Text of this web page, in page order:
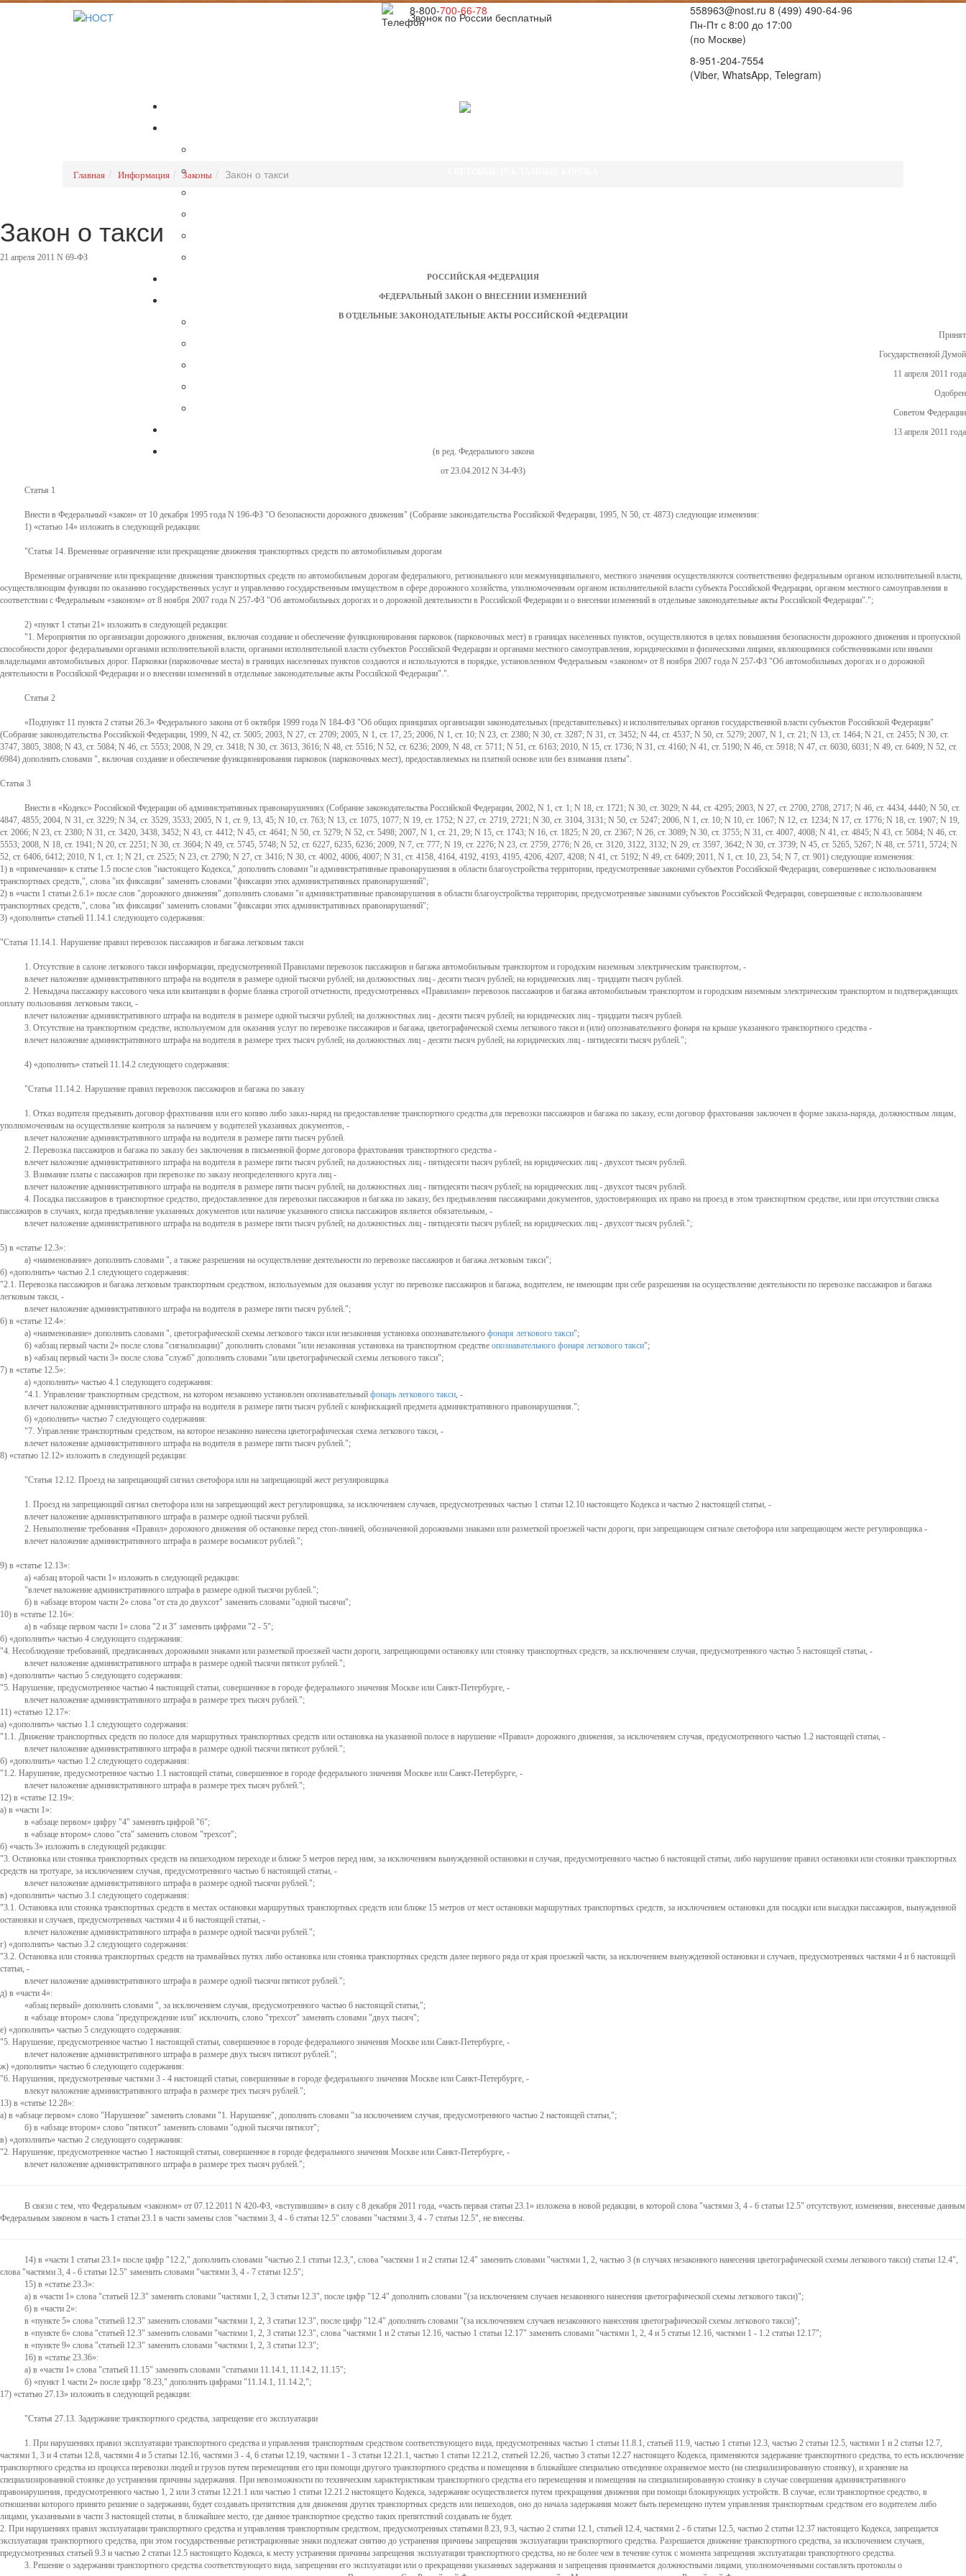
8-800-700-66-78
Звонок по России бесплатный 558963@nost.ru 8 (499) 490-64-96
Пн-Пт с 8:00 до 17:00
(по Москве)
8-951-204-7554
(Viber, WhatsApp, Telegram)
ДОСТАВКА И ОПЛАТА
ИНФОРМАЦИЯ
ЗАКАЗАТЬ
Главная Информация Законы Закон о такси
Закон о такси
21 апреля 2011 N 69-ФЗ
РОССИЙСКАЯ ФЕДЕРАЦИЯ
ФЕДЕРАЛЬНЫЙ ЗАКОН О ВНЕСЕНИИ ИЗМЕНЕНИЙ
В ОТДЕЛЬНЫЕ ЗАКОНОДАТЕЛЬНЫЕ АКТЫ РОССИЙСКОЙ ФЕДЕРАЦИИ
Принят
Государственной Думой
11 апреля 2011 года
Одобрен
Советом Федерации
13 апреля 2011 года
(в ред. Федерального закона
от 23.04.2012 N 34-ФЗ)
Статья 1
Внести в Федеральный закон
от 10 декабря 1995 года N 196-ФЗ "О безопасности дорожного движения" (Собрание законодательства Российской Федерации, 1995, N 50, ст. 4873) следующие изменения:
1) статью 14 изложить в следующей редакции:
"Статья 14. Временные ограничение или прекращение движения транспортных средств по автомобильным дорогам
Временные ограничение или прекращение движения транспортных средств по автомобильным дорогам федерального, регионального или межмуниципального, местного значения осуществляются соответственно федеральным органом исполнительной власти,
осуществляющим функции по оказанию государственных услуг и управлению государственным имуществом в сфере дорожного хозяйства, уполномоченным органом исполнительной власти субъекта Российской Федерации, органом местного самоуправления в
соответствии с Федеральным
законом от 8 ноября 2007 года N 257-ФЗ "Об автомобильных дорогах и о дорожной деятельности в Российской Федерации и о внесении изменений в отдельные законодательные акты Российской Федерации".";
2) пункт 1 статьи 21
изложить в следующей редакции:
"1. Мероприятия по организации дорожного движения, включая создание и обеспечение функционирования парковок (парковочных мест) в границах населенных пунктов, осуществляются в целях повышения безопасности дорожного движения и пропускной
способности дорог федеральными органами исполнительной власти, органами исполнительной власти субъектов Российской Федерации и органами местного самоуправления, юридическими и физическими лицами, являющимися собственниками или иными
владельцами автомобильных дорог. Парковки (парковочные места) в границах населенных пунктов создаются и используются в порядке, установленном Федеральным
законом
от 8 ноября 2007 года N 257-ФЗ "Об автомобильных дорогах и о дорожной
деятельности в Российской Федерации и о внесении изменений в отдельные законодательные акты Российской Федерации".".
Статья 2
Подпункт 11 пункта 2 статьи 26.3
Федерального закона от 6 октября 1999 года N 184-ФЗ "Об общих принципах организации законодательных (представительных) и исполнительных органов государственной власти субъектов Российской Федерации"
(Собрание законодательства Российской Федерации, 1999, N 42, ст. 5005; 2003, N 27, ст. 2709; 2005, N 1, ст. 17, 25; 2006, N 1, ст. 10; N 23, ст. 2380; N 30, ст. 3287; N 31, ст. 3452; N 44, ст. 4537; N 50, ст. 5279; 2007, N 1, ст. 21; N 13, ст. 1464; N 21, ст. 2455; N 30, ст.
3747, 3805, 3808; N 43, ст. 5084; N 46, ст. 5553; 2008, N 29, ст. 3418; N 30, ст. 3613, 3616; N 48, ст. 5516; N 52, ст. 6236; 2009, N 48, ст. 5711; N 51, ст. 6163; 2010, N 15, ст. 1736; N 31, ст. 4160; N 41, ст. 5190; N 46, ст. 5918; N 47, ст. 6030, 6031; N 49, ст. 6409; N 52, ст.
6984) дополнить словами ", включая создание и обеспечение функционирования парковок (парковочных мест), предоставляемых на платной основе или без взимания платы".
Статья 3
Внести в Кодекс
Российской Федерации об административных правонарушениях (Собрание законодательства Российской Федерации, 2002, N 1, ст. 1; N 18, ст. 1721; N 30, ст. 3029; N 44, ст. 4295; 2003, N 27, ст. 2700, 2708, 2717; N 46, ст. 4434, 4440; N 50, ст.
4847, 4855; 2004, N 31, ст. 3229; N 34, ст. 3529, 3533; 2005, N 1, ст. 9, 13, 45; N 10, ст. 763; N 13, ст. 1075, 1077; N 19, ст. 1752; N 27, ст. 2719, 2721; N 30, ст. 3104, 3131; N 50, ст. 5247; 2006, N 1, ст. 10; N 10, ст. 1067; N 12, ст. 1234; N 17, ст. 1776; N 18, ст. 1907; N 19,
ст. 2066; N 23, ст. 2380; N 31, ст. 3420, 3438, 3452; N 43, ст. 4412; N 45, ст. 4641; N 50, ст. 5279; N 52, ст. 5498; 2007, N 1, ст. 21, 29; N 15, ст. 1743; N 16, ст. 1825; N 20, ст. 2367; N 26, ст. 3089; N 30, ст. 3755; N 31, ст. 4007, 4008; N 41, ст. 4845; N 43, ст. 5084; N 46, ст.
5553; 2008, N 18, ст. 1941; N 20, ст. 2251; N 30, ст. 3604; N 49, ст. 5745, 5748; N 52, ст. 6227, 6235, 6236; 2009, N 7, ст. 777; N 19, ст. 2276; N 23, ст. 2759, 2776; N 26, ст. 3120, 3122, 3132; N 29, ст. 3597, 3642; N 30, ст. 3739; N 45, ст. 5265, 5267; N 48, ст. 5711, 5724; N
52, ст. 6406, 6412; 2010, N 1, ст. 1; N 21, ст. 2525; N 23, ст. 2790; N 27, ст. 3416; N 30, ст. 4002, 4006, 4007; N 31, ст. 4158, 4164, 4192, 4193, 4195, 4206, 4207, 4208; N 41, ст. 5192; N 49, ст. 6409; 2011, N 1, ст. 10, 23, 54; N 7, ст. 901) следующие изменения:
1) в
примечании
к статье 1.5 после слов "настоящего Кодекса," дополнить словами "и административные правонарушения в области благоустройства территории, предусмотренные законами субъектов Российской Федерации, совершенные с использованием
транспортных средств,", слова "их фиксации" заменить словами "фиксации этих административных правонарушений";
2) в
части 1 статьи 2.6.1
после слов "дорожного движения" дополнить словами "и административные правонарушения в области благоустройства территории, предусмотренные законами субъектов Российской Федерации, совершенные с использованием
транспортных средств,", слова "их фиксации" заменить словами "фиксации этих административных правонарушений";
3)
дополнить статьей 11.14.1 следующего содержания:
"Статья 11.14.1. Нарушение правил перевозок пассажиров и багажа легковым такси
1. Отсутствие в салоне легкового такси информации, предусмотренной Правилами перевозок пассажиров и багажа автомобильным транспортом и городским наземным электрическим транспортом, -
влечет наложение административного штрафа на водителя в размере одной тысячи рублей; на должностных лиц - десяти тысяч рублей; на юридических лиц - тридцати тысяч рублей.
2. Невыдача пассажиру кассового чека или квитанции в форме бланка строгой отчетности, предусмотренных Правилами
перевозок пассажиров и багажа автомобильным транспортом и городским наземным электрическим транспортом и подтверждающих
оплату пользования легковым такси, -
влечет наложение административного штрафа на водителя в размере одной тысячи рублей; на должностных лиц - десяти тысяч рублей; на юридических лиц - тридцати тысяч рублей.
3. Отсутствие на транспортном средстве, используемом для оказания услуг по перевозке пассажиров и багажа, цветографической схемы легкового такси и (или) опознавательного фонаря на крыше указанного транспортного средства -
влечет наложение административного штрафа на водителя в размере трех тысяч рублей; на должностных лиц - десяти тысяч рублей; на юридических лиц - пятидесяти тысяч рублей.";
4) дополнить статьей 11.14.2 следующего содержания:
"Статья 11.14.2. Нарушение правил перевозок пассажиров и багажа по заказу
1. Отказ водителя предъявить договор фрахтования или его копию либо заказ-наряд на предоставление транспортного средства для перевозки пассажиров и багажа по заказу, если договор фрахтования заключен в форме заказа-наряда, должностным лицам,
уполномоченным на осуществление контроля за наличием у водителей указанных документов, -
влечет наложение административного штрафа на водителя в размере пяти тысяч рублей.
2. Перевозка пассажиров и багажа по заказу без заключения в письменной форме договора фрахтования транспортного средства -
влечет наложение административного штрафа на водителя в размере пяти тысяч рублей; на должностных лиц - пятидесяти тысяч рублей; на юридических лиц - двухсот тысяч рублей.
3. Взимание платы с пассажиров при перевозке по заказу неопределенного круга лиц -
влечет наложение административного штрафа на водителя в размере пяти тысяч рублей; на должностных лиц - пятидесяти тысяч рублей; на юридических лиц - двухсот тысяч рублей.
4. Посадка пассажиров в транспортное средство, предоставленное для перевозки пассажиров и багажа по заказу, без предъявления пассажирами документов, удостоверяющих их право на проезд в этом транспортном средстве, или при отсутствии списка
пассажиров в случаях, когда предъявление указанных документов или наличие указанного списка пассажиров является обязательным, -
влечет наложение административного штрафа на водителя в размере пяти тысяч рублей; на должностных лиц - пятидесяти тысяч рублей; на юридических лиц - двухсот тысяч рублей.";
5) в статье 12.3 :
а) наименование
дополнить словами ", а также разрешения на осуществление деятельности по перевозке пассажиров и багажа легковым такси";
б)
дополнить
частью 2.1 следующего содержания:
"2.1. Перевозка пассажиров и багажа легковым транспортным средством, используемым для оказания услуг по перевозке пассажиров и багажа, водителем, не имеющим при себе разрешения на осуществление деятельности по перевозке пассажиров и багажа
легковым такси, -
влечет наложение административного штрафа на водителя в размере пяти тысяч рублей.";
6) в
статье 12.4 :
а) наименование дополнить словами ", цветографической схемы легкового такси или незаконная установка опознавательногофонаря легкового такси";
б) абзац первый части 2 после слова "сигнализации)" дополнить словами "или незаконная установка на транспортном средствеопознавательного фонаря легкового такси";
в) абзац первый части 3
после слова "служб" дополнить словами "или цветографической схемы легкового такси";
7) в
статье 12.5 :
а) дополнить
частью 4.1 следующего содержания:
"4.1. Управление транспортным средством, на котором незаконно установлен опознавательныйфонарь легкового такси, -
влечет наложение административного штрафа на водителя в размере пяти тысяч рублей с конфискацией предмета административного правонарушения.";
б) дополнить
частью 7 следующего содержания:
"7. Управление транспортным средством, на которое незаконно нанесена цветографическая схема легкового такси, -
влечет наложение административного штрафа на водителя в размере пяти тысяч рублей.";
8)
статью 12.12 изложить в следующей редакции:
"Статья 12.12. Проезд на запрещающий сигнал светофора или на запрещающий жест регулировщика
1. Проезд на запрещающий сигнал светофора или на запрещающий жест регулировщика, за исключением случаев, предусмотренных частью 1 статьи 12.10 настоящего Кодекса и частью 2 настоящей статьи, -
влечет наложение административного штрафа в размере одной тысячи рублей.
2. Невыполнение требования Правил
дорожного движения об остановке перед стоп-линией, обозначенной дорожными знаками или разметкой проезжей части дороги, при запрещающем сигнале светофора или запрещающем жесте регулировщика -
влечет наложение административного штрафа в размере восьмисот рублей.";
9) в статье 12.13 :
а) абзац второй части 1
изложить в следующей редакции:
"влечет наложение административного штрафа в размере одной тысячи рублей.";
б) в абзаце втором части 2
слова "от ста до двухсот" заменить словами "одной тысячи";
10) в
статье 12.16 :
а) в абзаце первом части 1
слова "2 и 3" заменить цифрами "2 - 5";
б)
дополнить
частью 4 следующего содержания:
"4. Несоблюдение требований, предписанных дорожными знаками или разметкой проезжей части дороги, запрещающими остановку или стоянку транспортных средств, за исключением случая, предусмотренного частью 5 настоящей статьи, -
влечет наложение административного штрафа в размере одной тысячи пятисот рублей.";
в)
дополнить
частью 5 следующего содержания:
"5. Нарушение, предусмотренное частью 4 настоящей статьи, совершенное в городе федерального значения Москве или Санкт-Петербурге, -
влечет наложение административного штрафа в размере трех тысяч рублей.";
11)
статью 12.17 :
а)
дополнить
частью 1.1 следующего содержания:
"1.1. Движение транспортных средств по полосе для маршрутных транспортных средств или остановка на указанной полосе в нарушение
Правил
дорожного движения, за исключением случая, предусмотренного частью 1.2 настоящей статьи, -
влечет наложение административного штрафа в размере одной тысячи пятисот рублей.";
б)
дополнить
частью 1.2 следующего содержания:
"1.2. Нарушение, предусмотренное частью 1.1 настоящей статьи, совершенное в городе федерального значения Москве или Санкт-Петербурге, -
влечет наложение административного штрафа в размере трех тысяч рублей.";
12) в
статье 12.19 :
а) в
части 1 :
в абзаце первом
цифру "4" заменить цифрой "6";
в абзаце втором
слово "ста" заменить словом "трехсот";
б)
часть 3
изложить в следующей редакции:
"3. Остановка или стоянка транспортных средств на пешеходном переходе и ближе 5 метров перед ним, за исключением вынужденной остановки и случая, предусмотренного частью 6 настоящей статьи, либо нарушение правил остановки или стоянки транспортных
средств на тротуаре, за исключением случая, предусмотренного частью 6 настоящей статьи, -
влечет наложение административного штрафа в размере одной тысячи рублей.";
в)
дополнить
частью 3.1 следующего содержания:
"3.1. Остановка или стоянка транспортных средств в местах остановки маршрутных транспортных средств или ближе 15 метров от мест остановки маршрутных транспортных средств, за исключением остановки для посадки или высадки пассажиров, вынужденной
остановки и случаев, предусмотренных частями 4 и 6 настоящей статьи, -
влечет наложение административного штрафа в размере одной тысячи рублей.";
г)
дополнить
частью 3.2 следующего содержания:
"3.2. Остановка или стоянка транспортных средств на трамвайных путях либо остановка или стоянка транспортных средств далее первого ряда от края проезжей части, за исключением вынужденной остановки и случаев, предусмотренных частями 4 и 6 настоящей
статьи, -
влечет наложение административного штрафа в размере одной тысячи пятисот рублей.";
д) в
части 4 :
абзац первый
дополнить словами ", за исключением случая, предусмотренного частью 6 настоящей статьи,";
в абзаце втором
слова "предупреждение или" исключить, слово "трехсот" заменить словами "двух тысяч";
е)
дополнить
частью 5 следующего содержания:
"5. Нарушение, предусмотренное частью 1 настоящей статьи, совершенное в городе федерального значения Москве или Санкт-Петербурге, -
влечет наложение административного штрафа в размере двух тысяч пятисот рублей.";
ж)
дополнить
частью 6 следующего содержания:
"6. Нарушения, предусмотренные частями 3 - 4 настоящей статьи, совершенные в городе федерального значения Москве или Санкт-Петербурге, -
влекут наложение административного штрафа в размере трех тысяч рублей.";
13) в
статье 12.28 :
а) в
абзаце первом
слово "Нарушение" заменить словами "1. Нарушение", дополнить словами "за исключением случая, предусмотренного частью 2 настоящей статьи,";
б) в абзаце втором
слово "пятисот" заменить словами "одной тысячи пятисот";
в)
дополнить
частью 2 следующего содержания:
"2. Нарушение, предусмотренное частью 1 настоящей статьи, совершенное в городе федерального значения Москве или Санкт-Петербурге, -
влечет наложение административного штрафа в размере трех тысяч рублей.";
В связи с тем, что Федеральным законом от 07.12.2011 N 420-ФЗ, вступившим в силу с 8 декабря 2011 года, часть первая статьи 23.1
изложена в новой редакции, в которой слова "частями 3, 4 - 6 статьи 12.5" отсутствуют, изменения, внесенные данным
Федеральным законом в часть 1 статьи 23.1 в части замены слов "частями 3, 4 - 6 статьи 12.5" словами "частями 3, 4 - 7 статьи 12.5", не внесены.
14) в части 1 статьи 23.1
после цифр "12.2," дополнить словами "частью 2.1 статьи 12.3,", слова "частями 1 и 2 статьи 12.4" заменить словами "частями 1, 2, частью 3 (в случаях незаконного нанесения цветографической схемы легкового такси) статьи 12.4",
слова "частями 3, 4 - 6 статьи 12.5" заменить словами "частями 3, 4 - 7 статьи 12.5";
15) в статье 23.3 :
а) в части 1
слова "статьей 12.3" заменить словами "частями 1, 2, 3 статьи 12.3", после цифр "12.4" дополнить словами "(за исключением случаев незаконного нанесения цветографической схемы легкового такси)";
б) в части 2 :
в пункте 5
слова "статьей 12.3" заменить словами "частями 1, 2, 3 статьи 12.3", после цифр "12.4" дополнить словами "(за исключением случаев незаконного нанесения цветографической схемы легкового такси)";
в пункте 6
слова "статьей 12.3" заменить словами "частями 1, 2, 3 статьи 12.3", слова "частями 1 и 2 статьи 12.16, частью 1 статьи 12.17" заменить словами "частями 1, 2, 4 и 5 статьи 12.16, частями 1 - 1.2 статьи 12.17";
в пункте 9
слова "статьей 12.3" заменить словами "частями 1, 2, 3 статьи 12.3";
16) в статье 23.36 :
а) в части 1
слова "статьей 11.15" заменить словами "статьями 11.14.1, 11.14.2, 11.15";
б) пункт 1 части 2
после цифр "8.23," дополнить цифрами "11.14.1, 11.14.2,";
17)
статью 27.13 изложить в следующей редакции:
"Статья 27.13. Задержание транспортного средства, запрещение его эксплуатации
1. При нарушениях правил эксплуатации транспортного средства и управления транспортным средством соответствующего вида, предусмотренных частью 1 статьи 11.8.1, статьей 11.9, частью 1 статьи 12.3, частью 2 статьи 12.5, частями 1 и 2 статьи 12.7,
частями 1, 3 и 4 статьи 12.8, частями 4 и 5 статьи 12.16, частями 3 - 4, 6 статьи 12.19, частями 1 - 3 статьи 12.21.1, частью 1 статьи 12.21.2, статьей 12.26, частью 3 статьи 12.27 настоящего Кодекса, применяются задержание транспортного средства, то есть исключение
транспортного средства из процесса перевозки людей и грузов путем перемещения его при помощи другого транспортного средства и помещения в ближайшее специально отведенное охраняемое место (на специализированную стоянку), и хранение на
специализированной стоянке до устранения причины задержания. При невозможности по техническим характеристикам транспортного средства его перемещения и помещения на специализированную стоянку в случае совершения административного
правонарушения, предусмотренного частью 1, 2 или 3 статьи 12.21.1 или частью 1 статьи 12.21.2 настоящего Кодекса, задержание осуществляется путем прекращения движения при помощи блокирующих устройств. В случае, если транспортное средство, в
отношении которого принято решение о задержании, будет создавать препятствия для движения других транспортных средств или пешеходов, оно до начала задержания может быть перемещено путем управления транспортным средством его водителем либо
лицами, указанными в части 3 настоящей статьи, в ближайшее место, где данное транспортное средство таких препятствий создавать не будет.
2. При нарушениях правил эксплуатации транспортного средства и управления транспортным средством, предусмотренных статьями 8.23, 9.3, частью 2 статьи 12.1, статьей 12.4, частями 2 - 6 статьи 12.5, частью 2 статьи 12.37 настоящего Кодекса, запрещается
эксплуатация транспортного средства, при этом государственные регистрационные знаки подлежат снятию до устранения причины запрещения эксплуатации транспортного средства. Разрешается движение транспортного средства, за исключением случаев,
предусмотренных статьей 9.3 и частью 2 статьи 12.5 настоящего Кодекса, к месту устранения причины запрещения эксплуатации транспортного средства, но не более чем в течение суток с момента запрещения эксплуатации транспортного средства.
3. Решение о задержании транспортного средства соответствующего вида, запрещении его эксплуатации или о прекращении указанных задержания и запрещения принимается должностными лицами, уполномоченными составлять протоколы о